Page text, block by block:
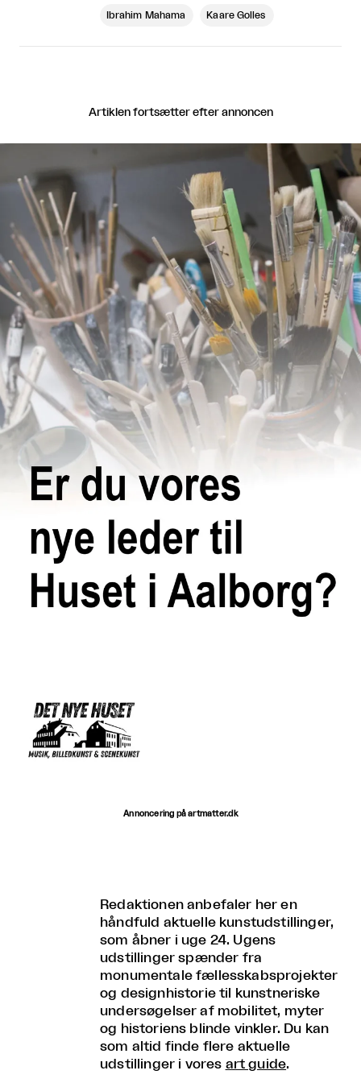
Ibrahim Mahama Kaare Golles
Artiklen fortsætter efter annoncen
Annoncering på artmatter.dk
Redaktionen anbefaler her en
håndfuld aktuelle kunstudstillinger,
som åbner i uge 24. Ugens
udstillinger spænder fra
monumentale fællesskabsprojekter
og designhistorie til kunstneriske
undersøgelser af mobilitet, myter
og historiens blinde vinkler. Du kan
som altid finde flere aktuelle
udstillinger i vores art guide.